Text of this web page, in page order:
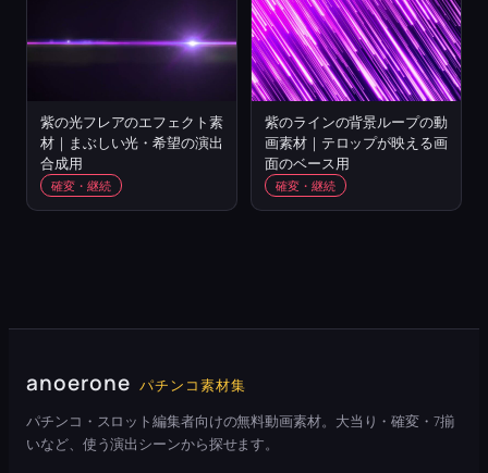
紫の光フレアのエフェクト素
材｜まぶしい光・希望の演出
合成用
確変・継続
紫のラインの背景ループの動
画素材｜テロップが映える画
面のベース用
確変・継続
anoerone パチンコ素材集
パチンコ・スロット編集者向けの無料動画素材。大当り・確変・7揃
いなど、使う演出シーンから探せます。